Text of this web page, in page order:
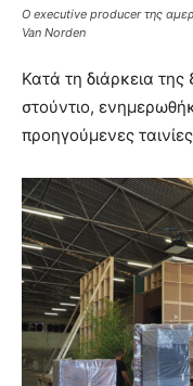
O executive producer της
Van Norden
Κατά τη διάρκεια
στούντιο,
προηγούμενες